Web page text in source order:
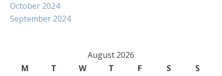
October 2024
September 2024
August 2026
M
T W T F S
S